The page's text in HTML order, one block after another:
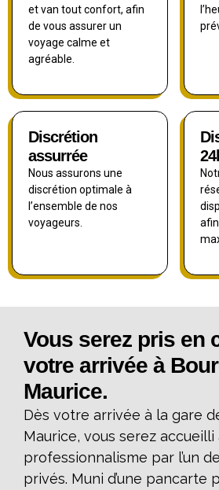
et van tout confort, afin
de vous assurer un
voyage calme et
agréable.
Discrétion
assurrée
Nous assurons une
discrétion optimale à
l’ensemble de nos
voyageurs.
Vous serez pris en
votre arrivée à
Maurice.
Dès votre arrivée à la gare
Maurice, vous serez
professionnalisme par l’un
privés. Muni d’une pancarte